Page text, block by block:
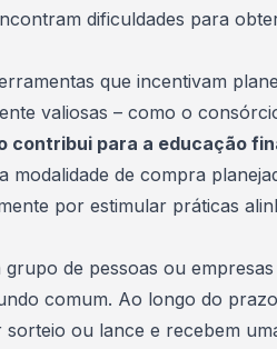
dificuldades para
que incentivam
valiosas – como o
contribui para a educação
modalidade de compra
por estimular práticas
de pessoas ou
comum. Ao longo do
ou lance e recebem